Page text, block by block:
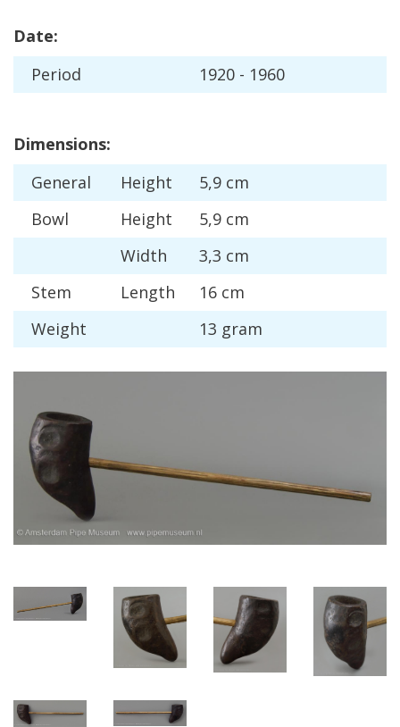
Date:
Period
1920 - 1960
Dimensions:
General
Height 5,9 cm
Bowl
Height 5,9 cm
Width
3,3 cm
Stem
Length 16 cm
Weight
13 gram